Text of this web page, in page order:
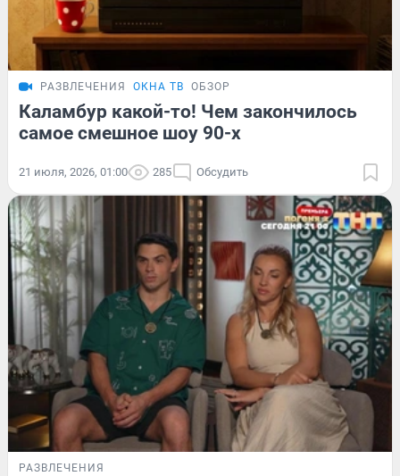
РАЗВЛЕЧЕНИЯ ОКНА ТВ ОБЗОР
Каламбур какой-то! Чем закончилось
самое смешное шоу 90-х
21 июля, 2026, 01:00 285 Обсудить
РАЗВЛЕЧЕНИЯ